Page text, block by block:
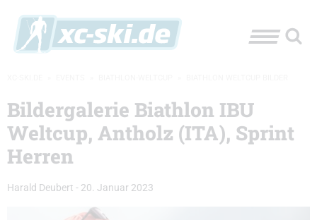
Bildergalerie Biathlon IBU
Weltcup, Antholz (ITA), Sprint
Herren
Harald Deubert - 20. Januar 2023